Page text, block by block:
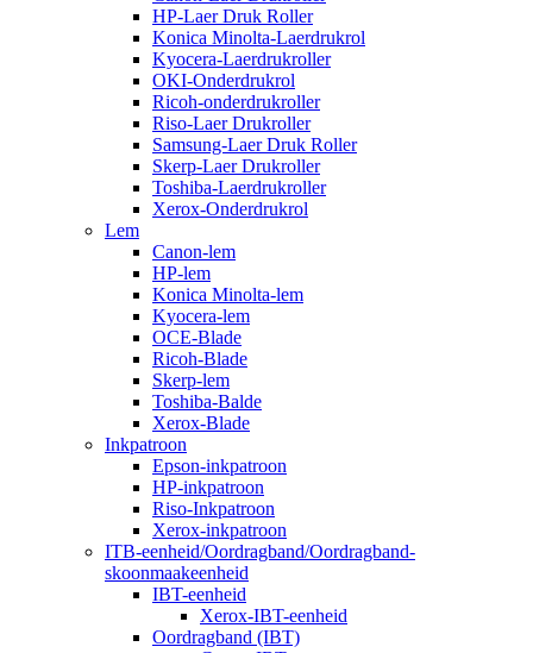
HP-Laer Druk Roller
Konica Minolta-Laerdrukrol
Kyocera-Laerdrukroller
OKI-Onderdrukrol
Ricoh-onderdrukroller
Riso-Laer Drukroller
Samsung-Laer Druk Roller
Skerp-Laer Drukroller
Toshiba-Laerdrukroller
Xerox-Onderdrukrol
Lem
Canon-lem
HP-lem
Konica Minolta-lem
Kyocera-lem
OCE-Blade
Ricoh-Blade
Skerp-lem
Toshiba-Balde
Xerox-Blade
Inkpatroon
Epson-inkpatroon
HP-inkpatroon
Riso-Inkpatroon
Xerox-inkpatroon
ITB-eenheid/Oordragband/Oordragband-
skoonmaakeenheid
IBT-eenheid
Xerox-IBT-eenheid
Oordragband (IBT)